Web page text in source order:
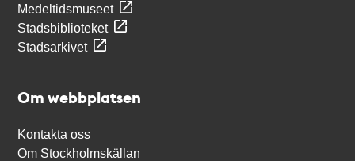
Medeltidsmuseet
Stadsbiblioteket
Stadsarkivet
Om webbplatsen
Kontakta oss
Om Stockholmskällan